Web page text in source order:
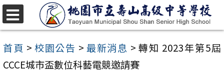
跳
至
主
要
首頁 >校園公告 >最新消息 >轉知 2023年第5屆
CCCE城市盃數位科藝電競邀請賽
選
單